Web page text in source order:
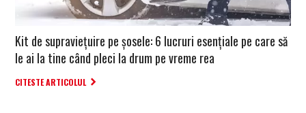
Kit de supravieţuire pe şosele: 6 lucruri esenţiale pe care să
le ai la tine când pleci la drum pe vreme rea
CITESTE ARTICOLUL